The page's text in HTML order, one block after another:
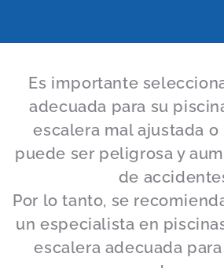
Es importante
adecuada para su
escalera mal ajustada o
puede ser peligrosa y
de
Por lo tanto, se
un especialista en
escalera adecuada